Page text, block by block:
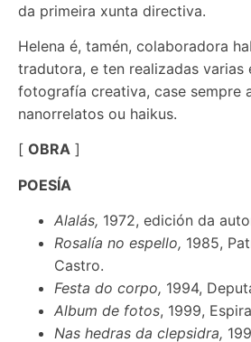
da primeira xunta directiva.
Helena é, tamén, colaboradora
tradutora, e ten realizadas varias
fotografía creativa, case sempre
nanorrelatos ou haikus.
[ OBRA ]
POESÍA
Alalás, 1972, edición da
Rosalía no espello, 1985,
Castro.
Festa do corpo, 1994,
Album de fotos, 1999,
Nas hedras da clepsidra,